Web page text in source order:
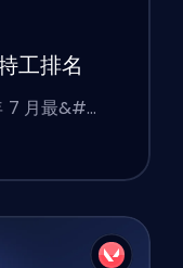
工排名
7 月最&#…